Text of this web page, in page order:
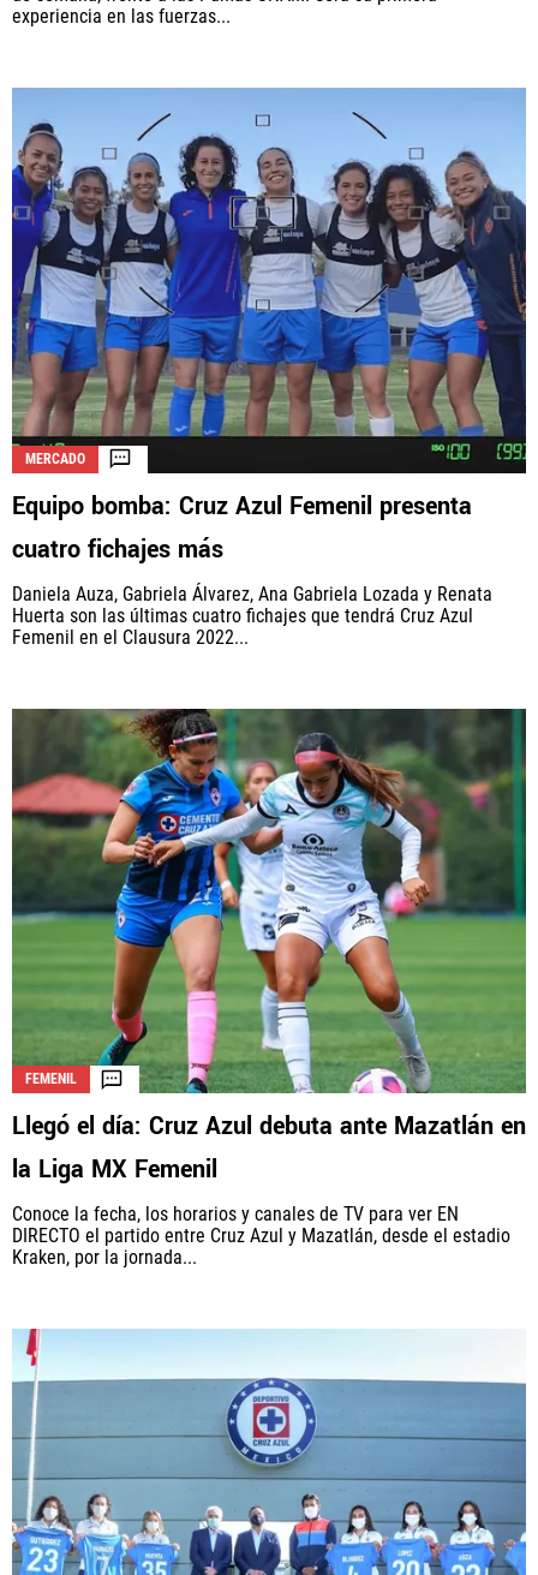
experiencia en las fuerzas...
MERCADO
Equipo bomba: Cruz Azul Femenil presenta
cuatro fichajes más
Daniela Auza, Gabriela Álvarez, Ana Gabriela Lozada y Renata
Huerta son las últimas cuatro fichajes que tendrá Cruz Azul
Femenil en el Clausura 2022...
FEMENIL
Llegó el día: Cruz Azul debuta ante Mazatlán en
la Liga MX Femenil
Conoce la fecha, los horarios y canales de TV para ver EN
DIRECTO el partido entre Cruz Azul y Mazatlán, desde el estadio
Kraken, por la jornada...